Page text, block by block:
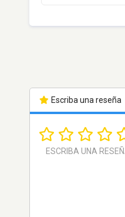
Escriba una reseña